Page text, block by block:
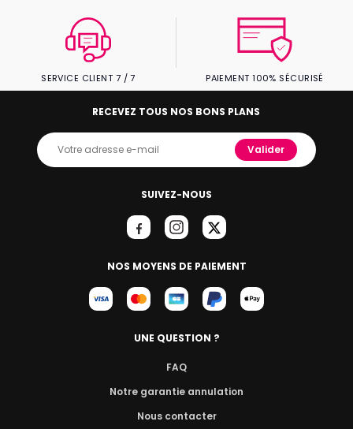
SERVICE CLIENT 7 / 7 PAIEMENT 100% SÉCURISÉ
SUIVEZ-NOUS
NOS MOYENS DE PAIEMENT
RECEVEZ TOUS NOS BONS PLANS
Valider
UNE QUESTION ?
FAQ
Notre garantie annulation
Nous contacter